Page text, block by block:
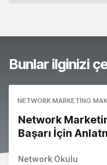
Bunlar ilginizi
NETWORK MARKETING
Network
Başarı İçin
Network Okulu